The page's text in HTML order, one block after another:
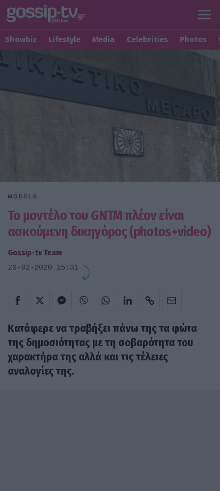
Showbiz Lifestyle Media Celebrities Photos
MODELS
To μοντέλο του GNTM πλέον είναι
ασκούμενη δικηγόρος (photos+video)
Gossip-tv Team
20-02-2020 15:31
Κατάφερε να τραβήξει πάνω της τα φώτα
της δημοσιότητας με τη σοβαρότητα του
χαρακτήρα της αλλά και τις τέλειες
αναλογίες της.